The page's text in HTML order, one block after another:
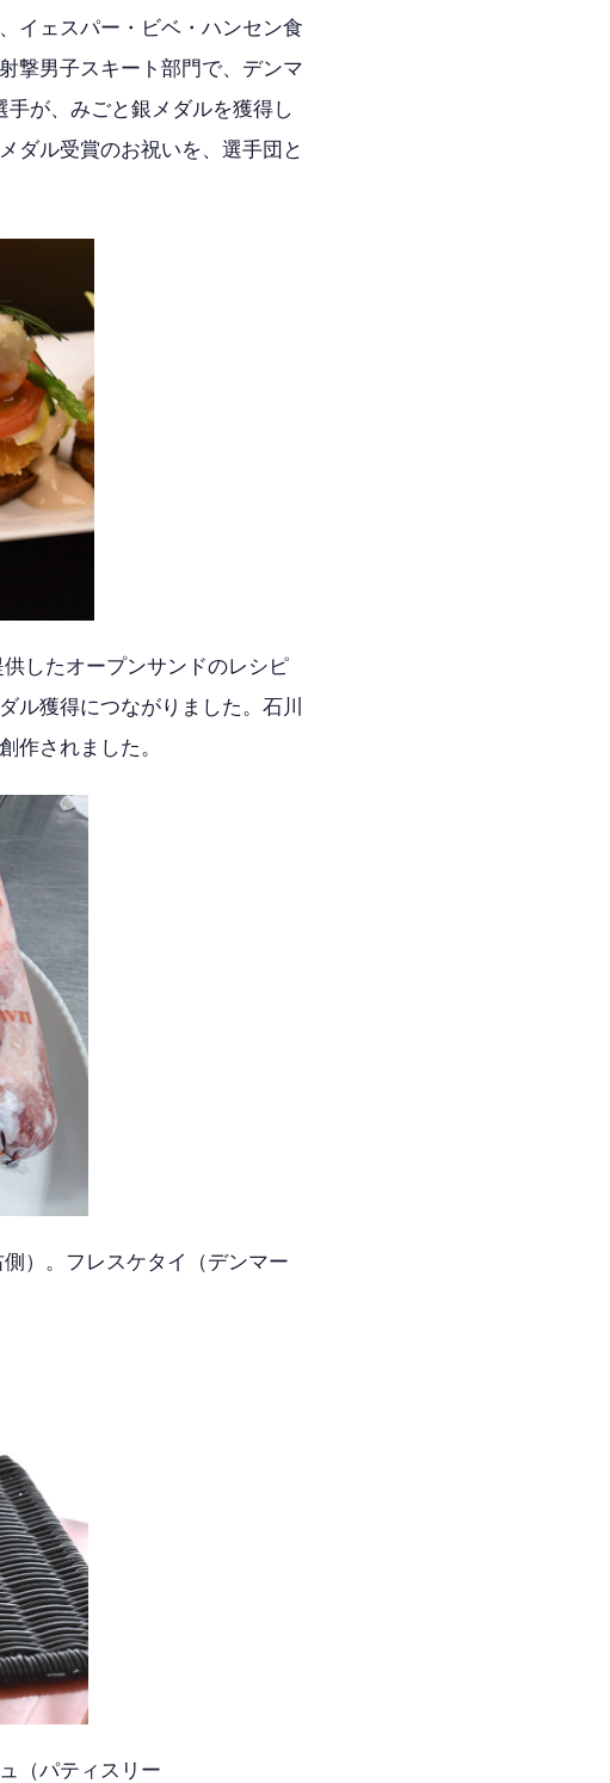
イェスパー・ビベ・ハンセン食
撃男子スキート部門で、デンマ
が、みごと銀メダルを獲得し
ダル受賞のお祝いを、選手団と
したオープンサンドのレシピ
ル獲得につながりました。石川
作されました。
）。フレスケタイ（デンマー
（パティスリー